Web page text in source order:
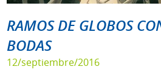
RAMOS DE GLOBOS
BODAS
12/septiembre/2016